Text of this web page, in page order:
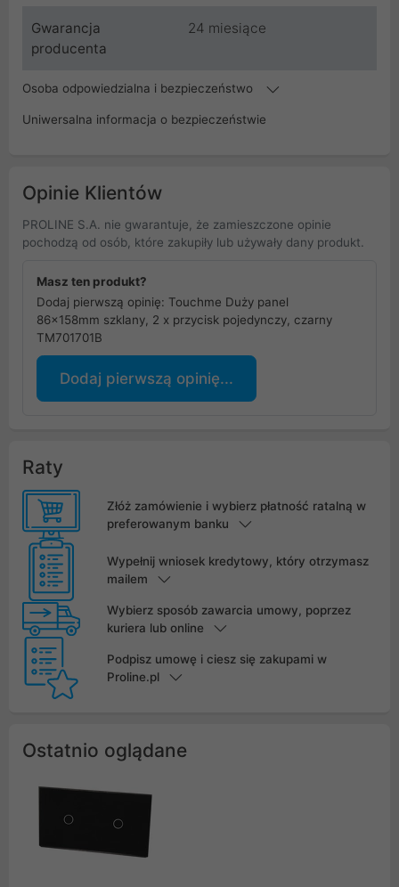
Gwarancja
producenta
24 miesiące
Osoba odpowiedzialna i bezpieczeństwo
Uniwersalna informacja o bezpieczeństwie
Opinie Klientów
PROLINE S.A. nie gwarantuje, że zamieszczone opinie
pochodzą od osób, które zakupiły lub używały dany produkt.
Masz ten produkt?
Dodaj pierwszą opinię: Touchme Duży panel
86x158mm szklany, 2 x przycisk pojedynczy, czarny
TM701701B
Dodaj pierwszą opinię...
Raty
Złóż zamówienie i wybierz płatność ratalną w
preferowanym banku
Wypełnij wniosek kredytowy, który otrzymasz
mailem
Wybierz sposób zawarcia umowy, poprzez
kuriera lub online
Podpisz umowę i ciesz się zakupami w
Proline.pl
Ostatnio oglądane